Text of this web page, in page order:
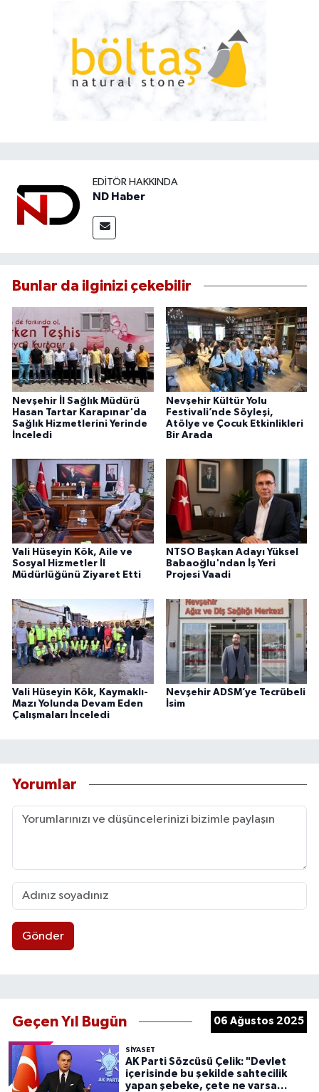
EDITÖR HAKKINDA
ND Haber
Bunlar da ilginizi çekebilir
Nevşehir İl Sağlık Müdürü
Hasan Tartar Karapınar'da
Sağlık Hizmetlerini Yerinde
İnceledi
Nevşehir Kültür Yolu
Festivali’nde Söyleşi,
Atölye ve Çocuk Etkinlikleri
Bir Arada
Vali Hüseyin Kök, Aile ve
Sosyal Hizmetler İl
Müdürlüğünü Ziyaret Etti
NTSO Başkan Adayı Yüksel
Babaoğlu'ndan İş Yeri
Projesi Vaadi
Vali Hüseyin Kök, Kaymaklı-
Mazı Yolunda Devam Eden
Çalışmaları İnceledi
Nevşehir ADSM’ye Tecrübeli
İsim
Yorumlar
Gönder
Geçen Yıl Bugün 06 Ağustos 2025
SIYASET
AK Parti Sözcüsü Çelik: "Devlet
içerisinde bu şekilde sahtecilik
yapan şebeke, çete ne varsa